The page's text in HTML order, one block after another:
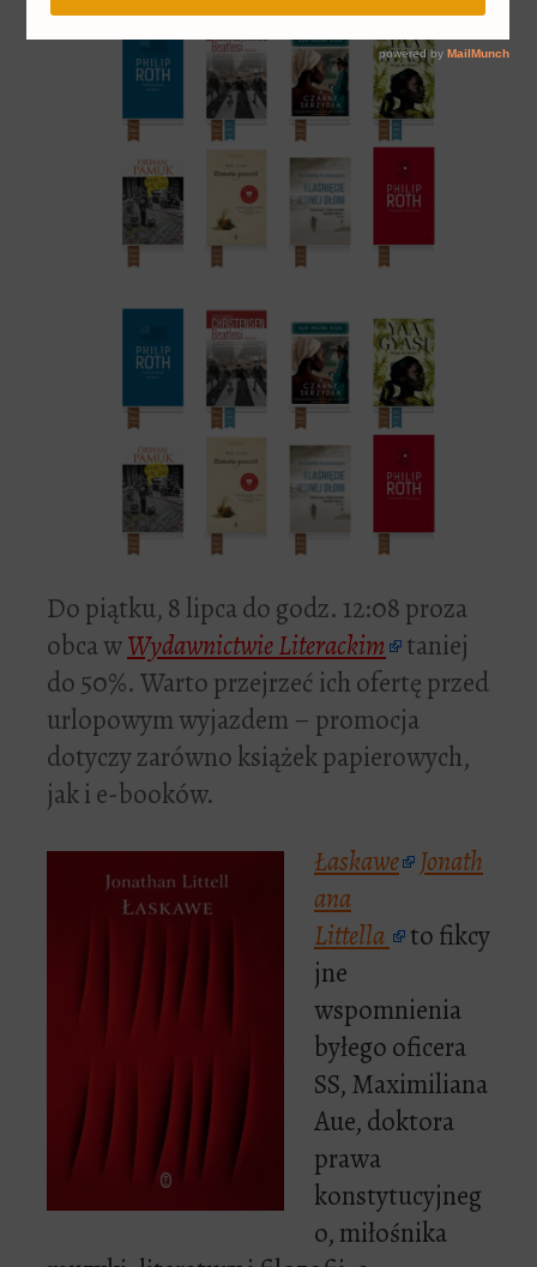
Do piątku, 8 lipca do godz. 12:08 proza
obca wWydawnictwie Literackim
taniej
do 50%. Warto przejrzeć ich ofertę przed
urlopowym wyjazdem – promocja
dotyczy zarówno książek papierowych,
jak i e-booków.
Łaskawe Jonath
ana
Littella
to fikcy
jne
wspomnienia
byłego oficera
SS, Maximiliana
Aue, doktora
prawa
konstytucyjneg
o, miłośnika